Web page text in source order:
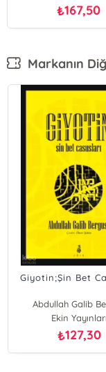
₺167,50
Markanın
Giyotin;Şin Bet
Abdullah Galib
Ekin Yayınları
₺127,30